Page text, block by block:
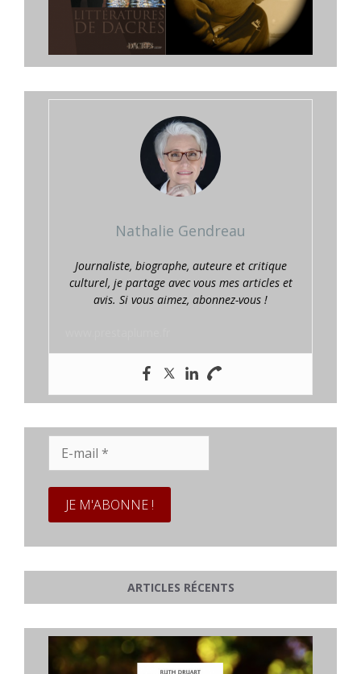
Nathalie Gendreau
Journaliste, biographe, auteure et critique
culturel, je partage avec vous mes articles et
avis. Si vous aimez, abonnez-vous !
mail
ARTICLES RÉCENTS